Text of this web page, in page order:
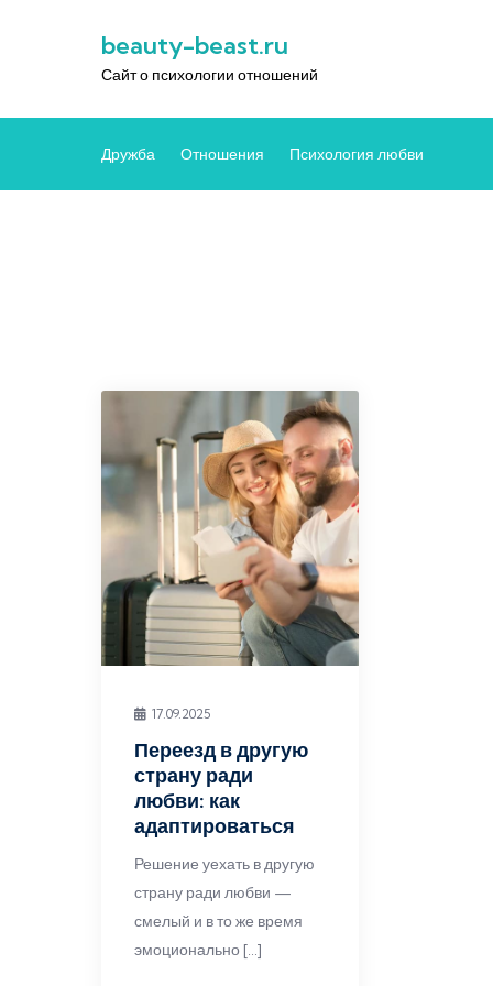
beauty-beast.ru
Сайт о психологии отношений
Дружба Отношения Психология любви
17.09.2025
Переезд в другую
страну ради
любви: как
адаптироваться
Решение уехать в другую
страну ради любви —
смелый и в то же время
эмоционально […]